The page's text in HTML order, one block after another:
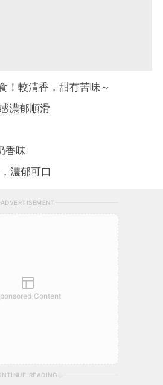
！較清香，甜冇苦味～
濃郁順滑
香味
濃郁可口
ADVERTISEMENT
Content
READING